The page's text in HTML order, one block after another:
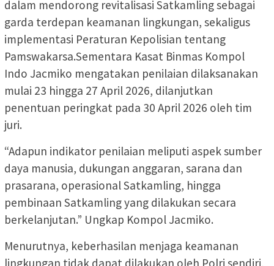
dalam mendorong revitalisasi Satkamling sebagai
garda terdepan keamanan lingkungan, sekaligus
implementasi Peraturan Kepolisian tentang
Pamswakarsa.Sementara Kasat Binmas Kompol
Indo Jacmiko mengatakan penilaian dilaksanakan
mulai 23 hingga 27 April 2026, dilanjutkan
penentuan peringkat pada 30 April 2026 oleh tim
juri.
“Adapun indikator penilaian meliputi aspek sumber
daya manusia, dukungan anggaran, sarana dan
prasarana, operasional Satkamling, hingga
pembinaan Satkamling yang dilakukan secara
berkelanjutan.” Ungkap Kompol Jacmiko.
Menurutnya, keberhasilan menjaga keamanan
lingkungan tidak dapat dilakukan oleh Polri sendiri,